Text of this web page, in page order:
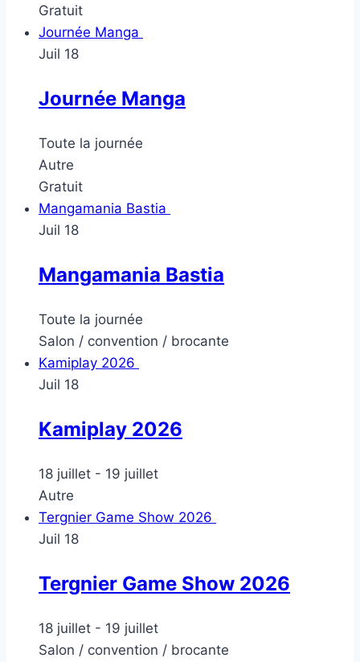
Gratuit
Journée Manga
Juil 18
Journée Manga
Toute la journée
Autre
Gratuit
Mangamania Bastia
Juil 18
Mangamania Bastia
Toute la journée
Salon / convention / brocante
Kamiplay 2026
Juil 18
Kamiplay 2026
18 juillet - 19 juillet
Autre
Tergnier Game Show 2026
Juil 18
Tergnier Game Show 2026
18 juillet - 19 juillet
Salon / convention / brocante